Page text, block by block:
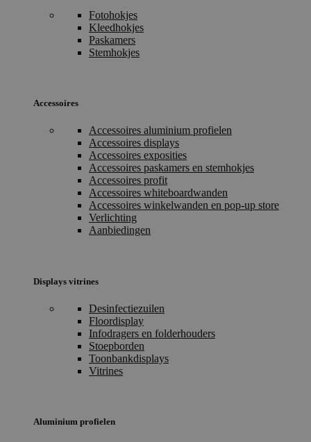
Fotohokjes
Kleedhokjes
Paskamers
Stemhokjes
Accessoires
Accessoires aluminium profielen
Accessoires displays
Accessoires exposities
Accessoires paskamers en stemhokjes
Accessoires profit
Accessoires whiteboardwanden
Accessoires winkelwanden en pop-up store
Verlichting
Aanbiedingen
Displays vitrines
Desinfectiezuilen
Floordisplay
Infodragers en folderhouders
Stoepborden
Toonbankdisplays
Vitrines
Aluminium profielen